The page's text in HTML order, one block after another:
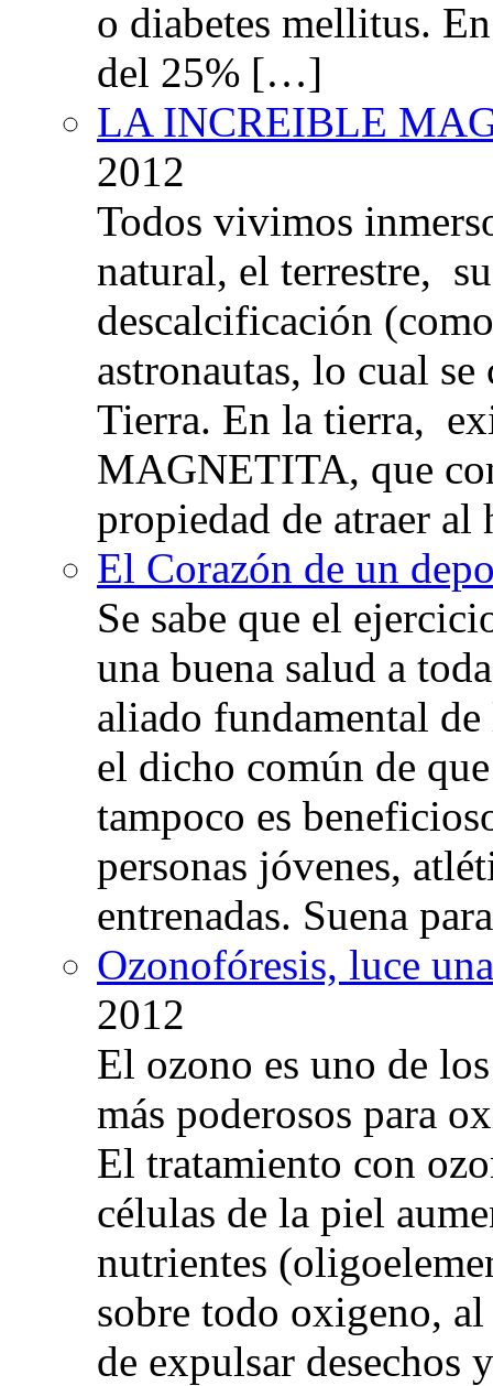
o diabetes mellitus.
del 25% […]
LA INCREIBLE
2012
Todos vivimos
natural, el terrestre,
descalcificación
astronautas, lo cual
Tierra. En la tierra,
MAGNETITA, que
propiedad de atraer
El Corazón de un
Se sabe que el
una buena salud a
aliado fundamental
el dicho común de
tampoco es
personas jóvenes,
entrenadas. Suena
Ozonofóresis, luce
2012
El ozono es uno de
más poderosos para
El tratamiento con
células de la piel
nutrientes
sobre todo oxigeno,
de expulsar